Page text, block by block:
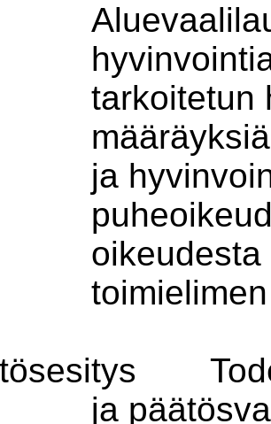
tarkoitetun
ja
ja